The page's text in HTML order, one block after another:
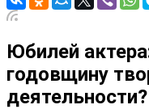
Юбилей
годовщину
деятельности?